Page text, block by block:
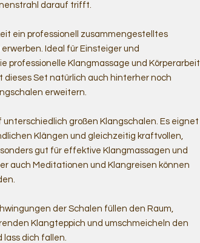
darauf trifft.
ein professionell zusammengestelltes
Ideal für Einsteiger und
professionelle Klangmassage und Körperarbeit
dieses Set natürlich auch hinterher noch
erweitern.
großen Klangschalen. Es eignet
Klängen und gleichzeitig kraftvollen,
gut für effektive Klangmassagen und
auch Meditationen und Klangreisen können
der Schalen füllen den Raum,
Klangteppich und umschmeicheln den
lass dich fallen.